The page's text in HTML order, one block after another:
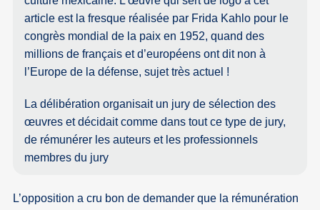
article est la fresque réalisée par Frida Kahlo pour le
congrès mondial de la paix en 1952, quand des
millions de français et d’européens ont dit non à
l’Europe de la défense, sujet très actuel !
La délibération organisait un jury de sélection des
œuvres et décidait comme dans tout ce type de jury,
de rémunérer les auteurs et les professionnels
membres du jury
L’opposition a cru bon de demander que la rémunération